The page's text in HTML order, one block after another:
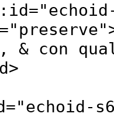
="
="preserve
& con
>
="echoid-